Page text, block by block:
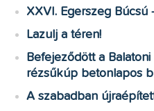
XXVI. Egerszeg Búcsú
Lazulj a téren!
Befejeződött a
rézsűkúp betonlapos
A szabadban